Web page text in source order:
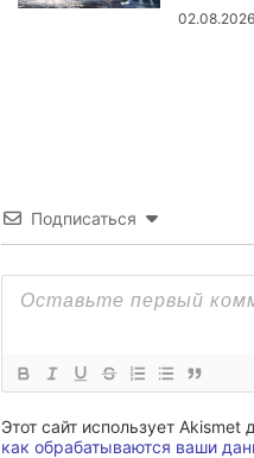
02.08.2026
Подписаться
Этот сайт использует
как обрабатываются ваши